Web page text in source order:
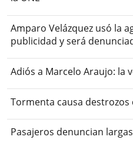
Amparo Velázquez usó la
publicidad y será
Adiós a Marcelo Araujo: la
Tormenta causa destrozos
Pasajeros denuncian